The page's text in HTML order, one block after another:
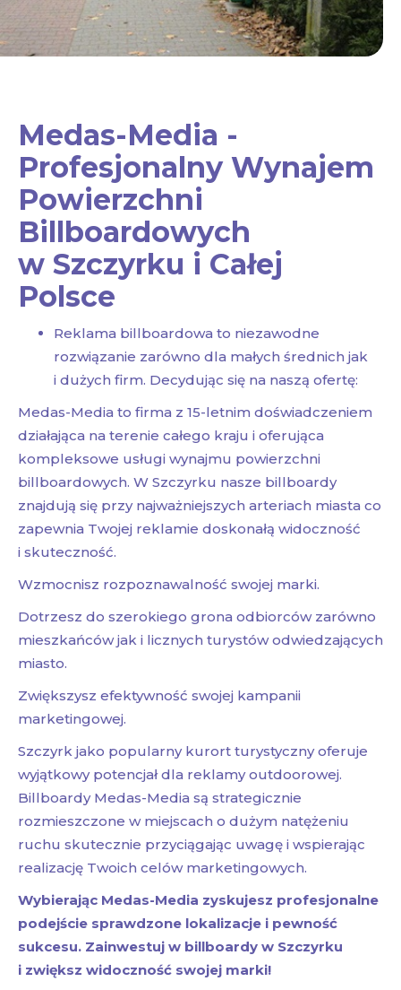
Medas-Media -
Profesjonalny Wynajem
Powierzchni
Billboardowych
w Szczyrku i Całej
Polsce
Reklama billboardowa to niezawodne
rozwiązanie zarówno dla małych średnich jak
i dużych firm. Decydując się na naszą ofertę:
Medas-Media to firma z 15-letnim doświadczeniem
działająca na terenie całego kraju i oferująca
kompleksowe usługi wynajmu powierzchni
billboardowych. W Szczyrku nasze billboardy
znajdują się przy najważniejszych arteriach miasta co
zapewnia Twojej reklamie doskonałą widoczność
i skuteczność.
Wzmocnisz rozpoznawalność swojej marki.
Dotrzesz do szerokiego grona odbiorców zarówno
mieszkańców jak i licznych turystów odwiedzających
miasto.
Zwiększysz efektywność swojej kampanii
marketingowej.
Szczyrk jako popularny kurort turystyczny oferuje
wyjątkowy potencjał dla reklamy outdoorowej.
Billboardy Medas-Media są strategicznie
rozmieszczone w miejscach o dużym natężeniu
ruchu skutecznie przyciągając uwagę i wspierając
realizację Twoich celów marketingowych.
Wybierając Medas-Media zyskujesz profesjonalne
podejście sprawdzone lokalizacje i pewność
sukcesu. Zainwestuj w billboardy w Szczyrku
i zwiększ widoczność swojej marki!